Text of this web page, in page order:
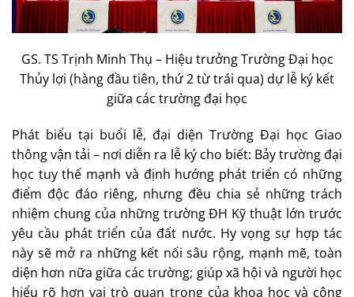
GS. TS Trịnh Minh Thụ – Hiệu trưởng Trường Đại học
Thủy lợi (hàng đầu tiên, thứ 2 từ trái qua) dự lễ ký kết
giữa các trường đại học
Phát biểu tại buổi lễ, đại diện Trường Đại học Giao
thông vận tải – nơi diễn ra lễ ký cho biết: Bảy trường đại
học tuy thế mạnh và định hướng phát triển có những
điểm độc đáo riêng, nhưng đều chia sẻ những trách
nhiệm chung của những trường ĐH Kỹ thuật lớn trước
yêu cầu phát triển của đất nước. Hy vọng sự hợp tác
này sẽ mở ra những kết nối sâu rộng, mạnh mẽ, toàn
diện hơn nữa giữa các trường; giúp xã hội và người học
hiểu rõ hơn vai trò quan trọng của khoa học và công